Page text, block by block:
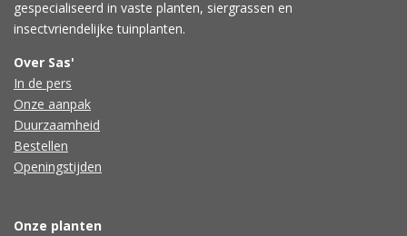
gespecialiseerd in vaste planten, siergrassen en
insectvriendelijke tuinplanten.
Over Sas'
In de pers
Onze aanpak
Duurzaamheid
Bestellen
Openingstijden
Onze planten